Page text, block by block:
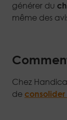
générer du
même des
Chez
de